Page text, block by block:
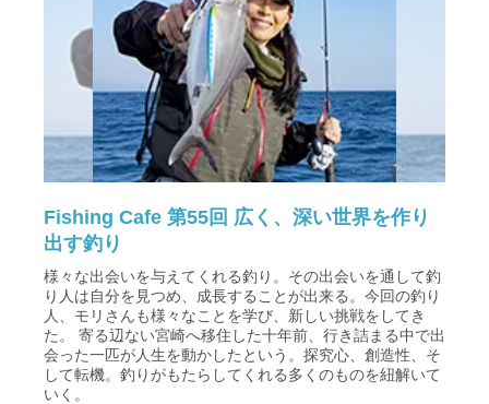
Fishing Cafe 第55回 広く、深い世界を作り
出す釣り
様々な出会いを与えてくれる釣り。その出会いを通して釣
り人は自分を見つめ、成長することが出来る。今回の釣り
人、モリさんも様々なことを学び、新しい挑戦をしてき
た。 寄る辺ない宮崎へ移住した十年前、行き詰まる中で出
会った一匹が人生を動かしたという。探究心、創造性、そ
して転機。釣りがもたらしてくれる多くのものを紐解いて
いく。